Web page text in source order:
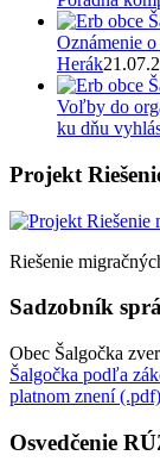
Oznámenie
Herák
Voľby do
ku dňu
Projekt
Riešenie
Sadzobník
Obec Šalgočka
Šalgočka podľa
platnom znení (.pdf)
Osvedčenie